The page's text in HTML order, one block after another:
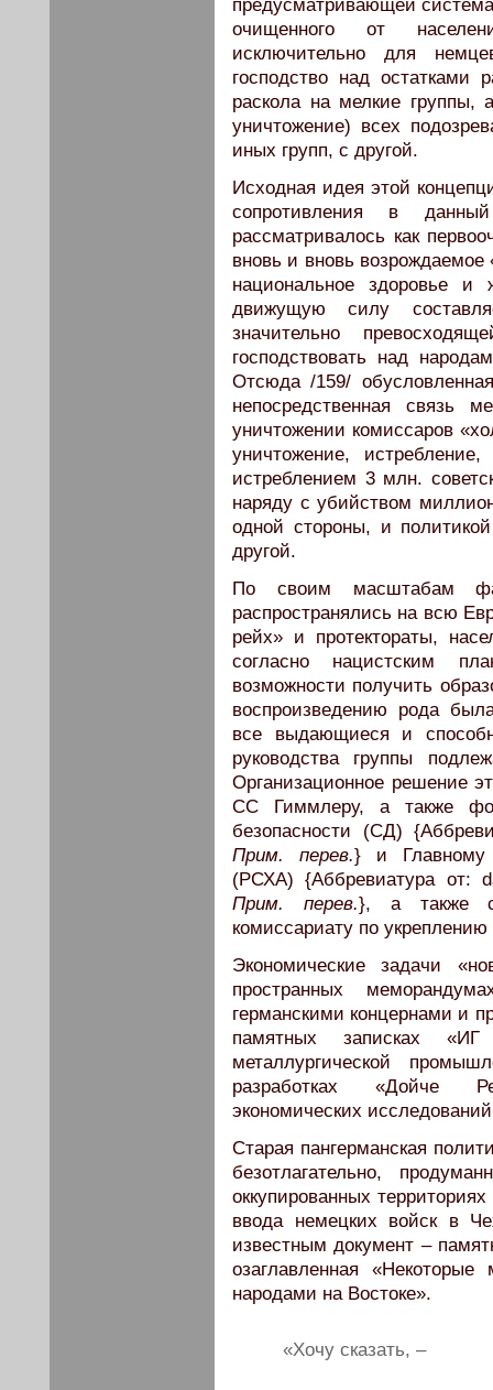
предусматривающей
очищенного от
исключительно для
господство над остатками
раскола на мелкие группы,
уничтожение) всех
иных групп, с другой.
Исходная идея этой
сопротивления в
рассматривалось как
вновь и вновь
национальное здоровье
движущую силу
значительно
господствовать над
Отcюда /159/
непосредственная связь
уничтожении комиссаров
уничтожение,
истреблением 3 млн.
наряду с убийством
одной стороны, и
другой.
По своим масштабам
распространялись на всю
рейх» и протектораты,
согласно нацистским
возможности получить
воспроизведению рода
все выдающиеся и
руководства группы
Организационное решение
СС Гиммлеру, а также
безопасности (СД)
Прим. перев.} и Главному
(РСХА) {Аббревиатура от:
Прим. перев.}, а также
комиссариату по
Экономические задачи
пространных
германскими концернами и
памятных записках
металлургической
разработках «Дойче
экономических
Старая пангерманская
безотлагательно,
оккупированных
ввода немецких войск в
известным документ –
озаглавленная
народами на Востоке».
«Хочу сказать, –